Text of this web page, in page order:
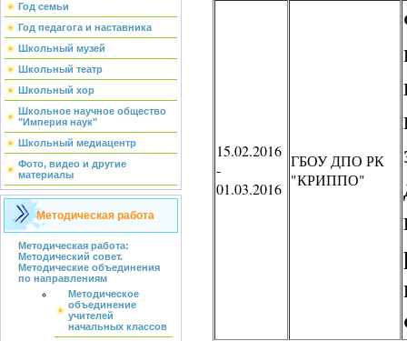
Год семьи
Год педагога и наставника
Школьный музей
Школьный театр
Школьный хор
Школьное научное общество
"Империя наук"
Школьный медиацентр
Фото, видео и другие
материалы
Методическая работа
Методическая работа:
Методический совет.
Методические объединения
по направлениям
Методическое
объединение
учителей
начальных классов
15.02.2016
-
01.03.2016
ГБОУ ДПО РК
"КРИППО"